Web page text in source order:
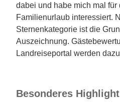
dabei und habe mich mal für
Familienurlaub interessiert.
Sternenkategorie ist die
Auszeichnung.
Landreiseportal werden
Besonderes